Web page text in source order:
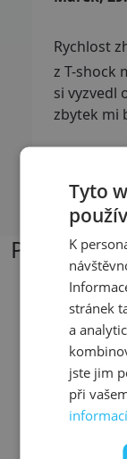
Rychlost
z T-shock
si vyzvedl
zbytek mi
Podobné
Tyto
K
stránek
a
jste jim
při
informací